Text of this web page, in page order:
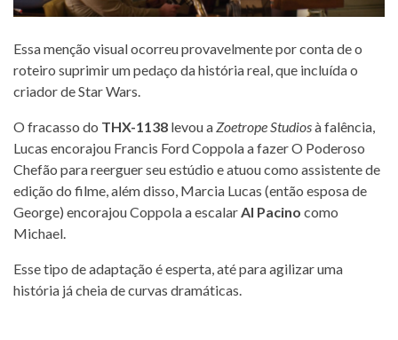
Essa menção visual ocorreu provavelmente por conta de o
roteiro suprimir um pedaço da história real, que incluída o
criador de Star Wars.
O fracasso do THX-1138 levou aZoetrope Studiosà falência,
Lucas encorajou Francis Ford Coppola a fazer O Poderoso
Chefão para reerguer seu estúdio e atuou como assistente de
edição do filme, além disso, Marcia Lucas (então esposa de
George) encorajou Coppola a escalarAl Pacino como
Michael.
Esse tipo de adaptação é esperta, até para agilizar uma
história já cheia de curvas dramáticas.